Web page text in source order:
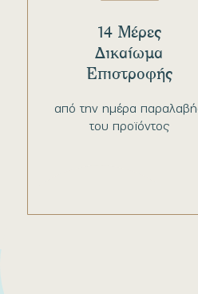
από την ημέρα
του προϊόντος
14 Μέρες
Δικαίωμα
Επιστροφής